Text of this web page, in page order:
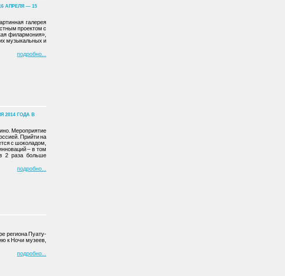
АПРЕЛЯ — 15
галерея
проектом с
филармония»,
музыкальных и
подробно
2014 ГОДА В
Мероприятие
Прийти на
с шоколадом,
– в том
2 раза больше
подробно
региона Пуату-
к Ночи музеев,
подробно